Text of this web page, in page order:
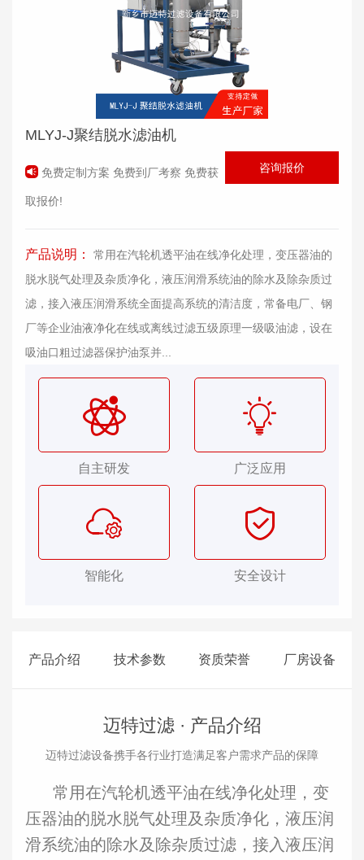
MLYJ-J聚结脱水滤油机
免费定制方案 免费到厂考察 免费获
取报价!
咨询报价
产品说明：
常用在汽轮机透平油在线净化处理，变压器油的
脱水脱气处理及杂质净化，液压润滑系统油的除水及除杂质过
滤，接入液压润滑系统全面提高系统的清洁度，常备电厂、钢
厂等企业油液净化在线或离线过滤五级原理一级吸油滤，设在
吸油口粗过滤器保护油泵并...
自主研发 广泛应用
智能化 安全设计
产品介绍 技术参数 资质荣誉 厂房设备
迈特过滤 · 产品介绍
迈特过滤设备携手各行业打造满足客户需求产品的保障
常用在汽轮机透平油在线净化处理，变
压器油的脱水脱气处理及杂质净化，液压润
滑系统油的除水及除杂质过滤，接入液压润